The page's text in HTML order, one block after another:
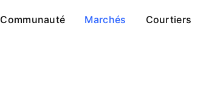
Communauté Marchés Courtiers